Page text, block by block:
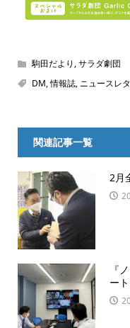
駒田だより ,サラダ劇団
DM,情報誌, ニュースレ
関連記事一覧
2月
『
ート